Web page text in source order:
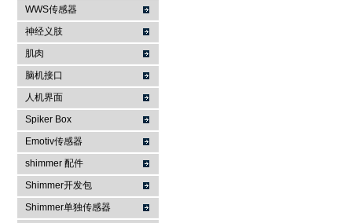
WWS传感器
神经义肢
肌肉
脑机接口
人机界面
Spiker Box
Emotiv传感器
shimmer 配件
Shimmer开发包
Shimmer单独传感器